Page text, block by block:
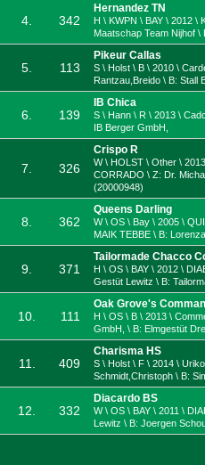
4. 342
Hernandez TN
H \ KWPN \ BAY \ 2012 \
Maatschap Team Nijhof \
5. 113
Pikeur Callas
S \ Holst \ B \ 2010 \
Rantzau,Breido \ B: Stall
6. 139
IB Chica
S \ Hann \ R \ 2013 \
IB Berger GmbH,
7. 326
Crispo R
W \ HOLST \ Other \
CORRADO \ Z: Dr.
(20000948)
8. 362
Queens Darling
W \ OS \ Bay \ 2005 \
MAIK TEBBE \ B:
9. 371
Tailormade Chacco
H \ OS \ BAY \ 2012 \
Gestüt Lewitz \ B:
10. 111
Oak Grove's
H \ OS \ B \ 2013 \
GmbH, \ B: Elmgestüt
11. 409
Charisma HS
S \ Holst \ F \ 2014 \
Schmidt,Christoph \ B:
12. 332
Diacardo BS
W \ OS \ BAY \ 2011 \
Lewitz \ B: Joergen